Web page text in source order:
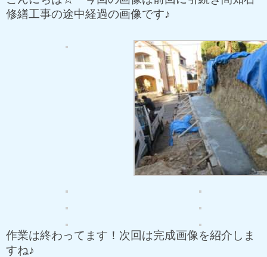
修繕工事の途中経過の画像です♪
作業は終わってます！次回は完成画像を紹介しま
すね♪